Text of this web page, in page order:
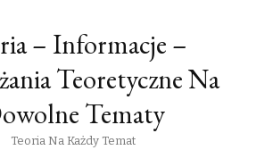
– Informacje –
Teoretyczne Na
Tematy
Teoria Na Każdy Temat